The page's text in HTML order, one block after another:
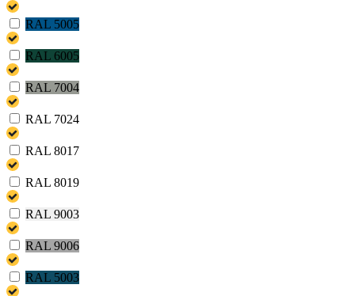
RAL 5005
RAL 6005
RAL 7004
RAL 7024
RAL 8017
RAL 8019
RAL 9003
RAL 9006
RAL 5003